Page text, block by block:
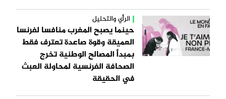
الرأي والتحليل
حينما يصبح المغرب منافسا لفرنسا
العميقة وقوة صاعدة تعترف فقط
بمبدأ المصالح الوطنية تخرج
الصحافة الفرنسية لمحاولة العبث
في الحقيقة